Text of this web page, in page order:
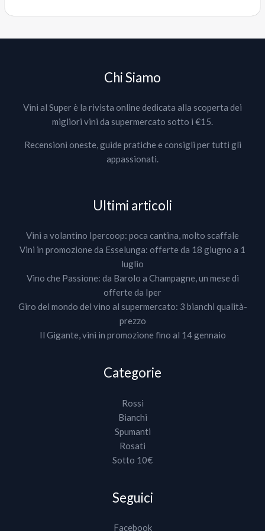
Chi Siamo
Vini al Super è la rivista online dedicata alla scoperta dei
migliori vini da supermercato sotto i €15.
Recensioni oneste, guide pratiche e consigli per tutti gli
appassionati.
Ultimi articoli
Vini a volantino Ipercoop: poca cantina, molto scaffale
Vini in promozione da Esselunga: offerte da 18 giugno a 1
luglio
Vino che Passione: da Barolo a Champagne, un mese di
offerte da Iper
Giro del mondo del vino al supermercato: 3 bianchi qualità-
prezzo
Il Gigante, vini in promozione fino al 14 gennaio
Categorie
Rossi
Bianchi
Spumanti
Rosati
Sotto 10€
Seguici
Facebook